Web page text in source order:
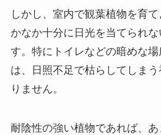
しかし、室内で観葉植物を育
かなか十分に日光を当てられ
す。特にトイレなどの暗めな
は、日照不足で枯らしてしま
りません。
耐陰性の強い植物であれば、